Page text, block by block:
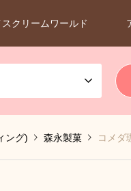
スクリームワールド
ング) 森永製菓 コメダ